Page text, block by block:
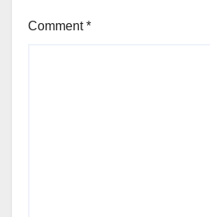
Comment*